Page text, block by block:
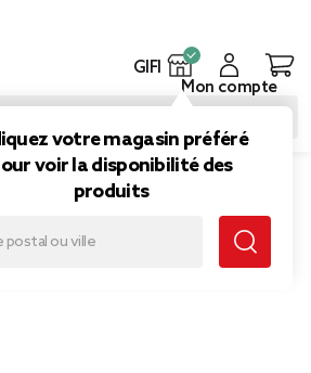
GIFI
votre magasin préféré
voir la disponibilité des
produits
Mon compte
décor